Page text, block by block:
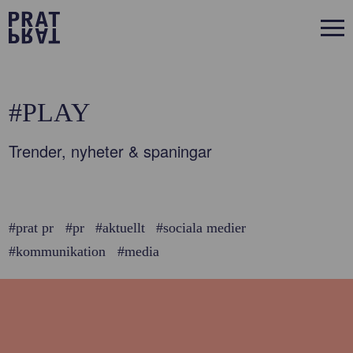
#PLAY
Trender, nyheter & spaningar
#prat pr #pr #aktuellt
#sociala medier
#kommunikation
#media